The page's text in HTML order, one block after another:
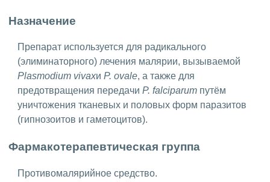
Назначение
Препарат используется для радикального
(элиминаторного) лечения малярии, вызываемой
Plasmodium vivaxи P. ovale, а также для
предотвращения передачи P. falciparum путём
уничтожения тканевых и половых форм паразитов
(гипнозоитов и гаметоцитов).
Фармакотерапевтическая группа
Противомалярийное средство.